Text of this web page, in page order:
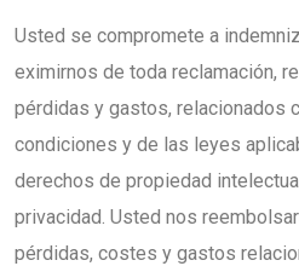
Usted se compromete a
eximirnos de toda reclamación,
pérdidas y gastos, relacionados
condiciones y de las leyes
derechos de propiedad
privacidad. Usted nos
pérdidas, costes y gastos